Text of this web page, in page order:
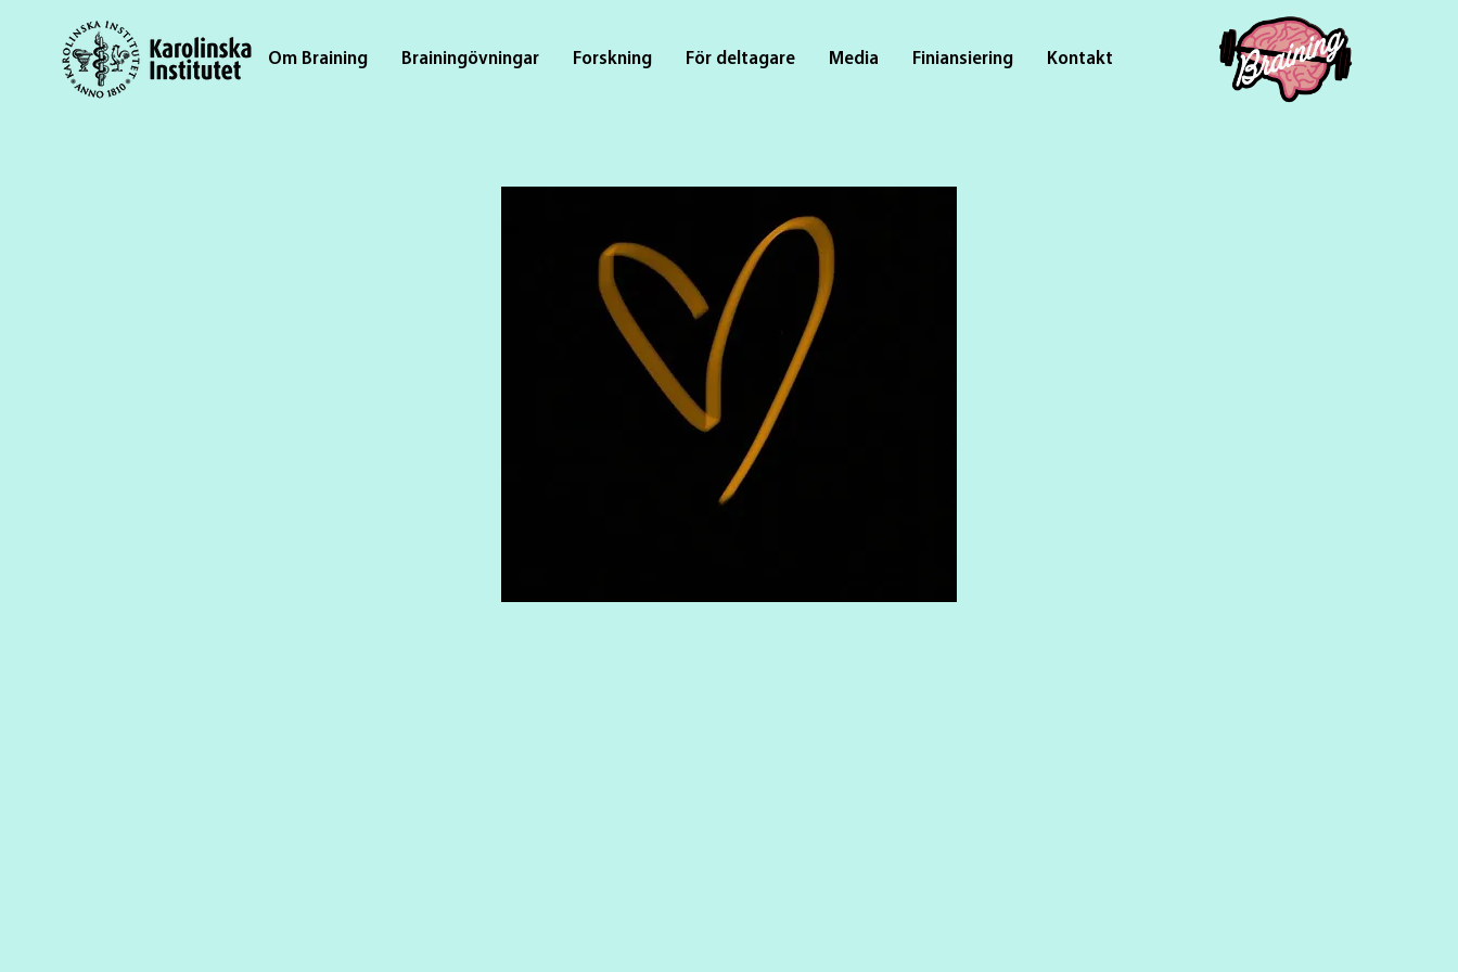
Om Braining Brainingövningar Forskning För deltagare Media Finiansiering Kontakt